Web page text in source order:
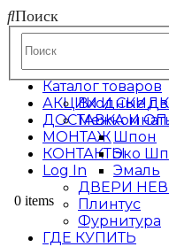
Поиск
АКЦИИ И
ДОСТАВКА И
МОНТАЖ
КОНТАКТЫ
Log In
0 items
Каталог товаров
Входные
Шпон
Эко
Эмаль
ДВЕРИ
Плинтус
Фурнитура
ГДЕ КУПИТЬ